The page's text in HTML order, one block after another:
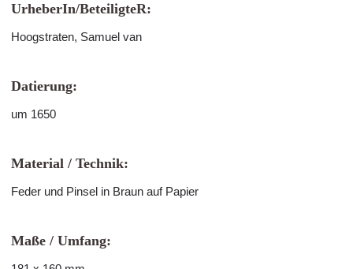
UrheberIn/BeteiligteR:
Hoogstraten, Samuel van
Datierung:
um 1650
Material / Technik:
Feder und Pinsel in Braun auf Papier
Maße / Umfang: